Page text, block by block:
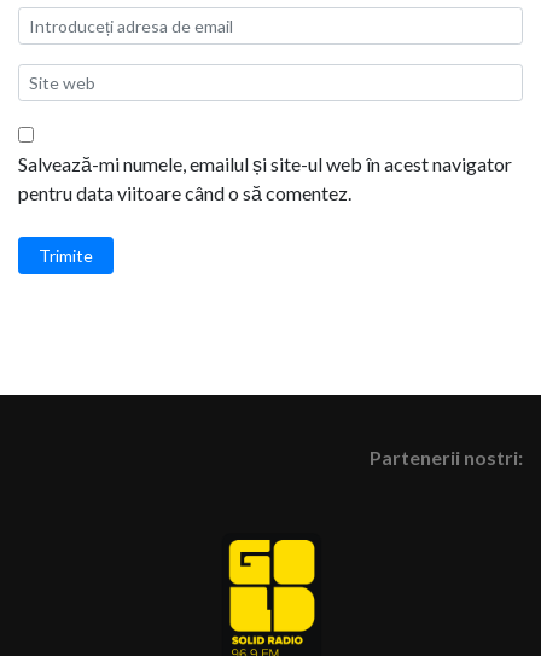
Salvează-mi numele, emailul și site-ul web în acest navigator
pentru data viitoare când o să comentez.
Trimite
Partenerii nostri: